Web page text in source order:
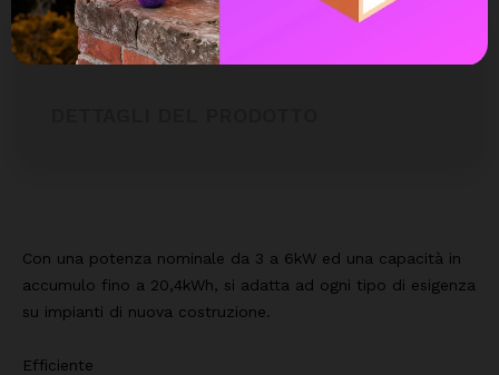
DESCRIZIONE
Con una potenza nominale da 3 a 6kW ed una capacità in
accumulo fino a 20,4kWh, si adatta ad ogni tipo di esigenza
su impianti di nuova costruzione.
Efficiente